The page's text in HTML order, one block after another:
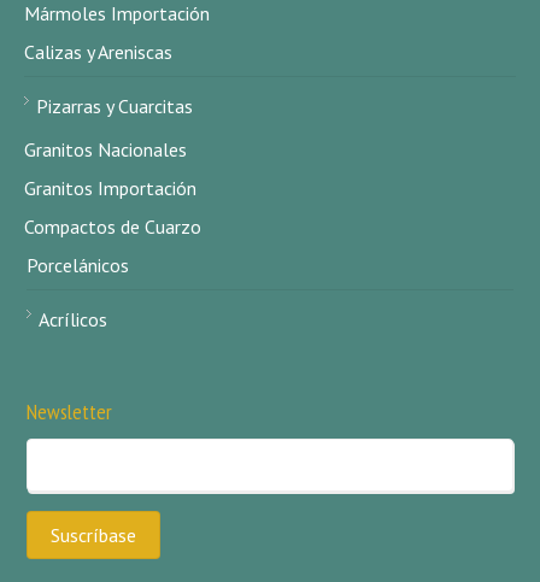
Mármoles Importación
Calizas y Areniscas
Pizarras y Cuarcitas
Granitos Nacionales
Granitos Importación
Compactos de Cuarzo
Porcelánicos
Acrílicos
Newsletter